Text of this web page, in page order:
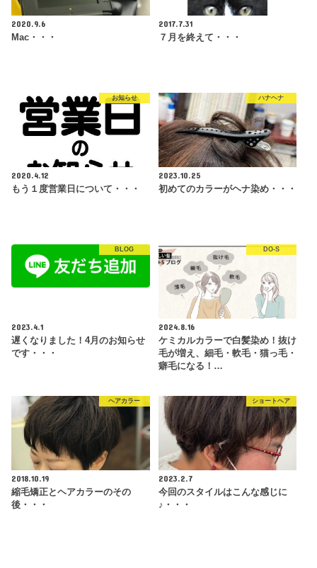
2020.9.6
Mac・・・
2017.7.31
７月を終えて・・・
お知らせ
2020.4.12
もう１度営業日について・・・
ハナヘナ
2023.10.25
初めてのカラーがヘナ染め・・・
BLOG
2023.4.1
遅くなりました！4月のお知らせ
です・・・
DO-S
2024.8.16
ケミカルカラーで白髪染め！抜け
毛が増え、細毛・軟毛・猫っ毛・
癖毛になる！…
ヘアカラー
2018.10.19
縮毛矯正とヘアカラーのその
後・・・
ショートヘア
2023.2.7
今回のスタイルはこんな感じに
♪・・・